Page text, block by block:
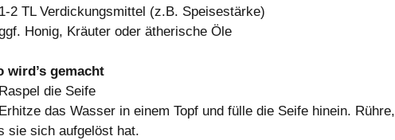
2 TL Verdickungsmittel (z.B. Speisestärke)
Honig, Kräuter oder ätherische Öle
wird’s gemacht
die Seife
das Wasser in einem Topf und fülle die Seife hinein. Rühre,
sie sich aufgelöst hat.